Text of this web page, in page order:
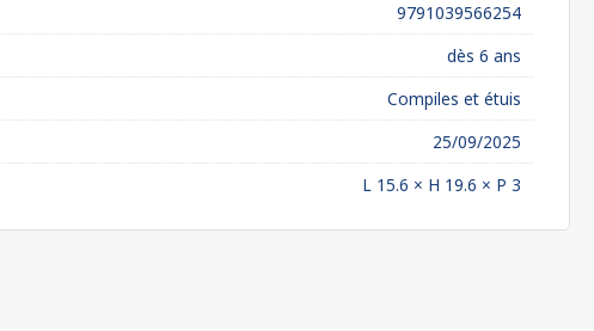
9791039566254
dès 6 ans
Compiles et étuis
25/09/2025
L 15.6 × H 19.6 × P 3